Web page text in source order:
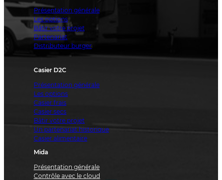
Présentation générale
Les options
Bâtir votre projet
Partenariat
Distributeur burger
Casier D2C
Présentation générale
Les options
Casier frais
Casier secs
Bâtir votre projet
Un partenariat historique
Casier alimentaire
Mida
Présentation générale
Contrôle avec le cloud